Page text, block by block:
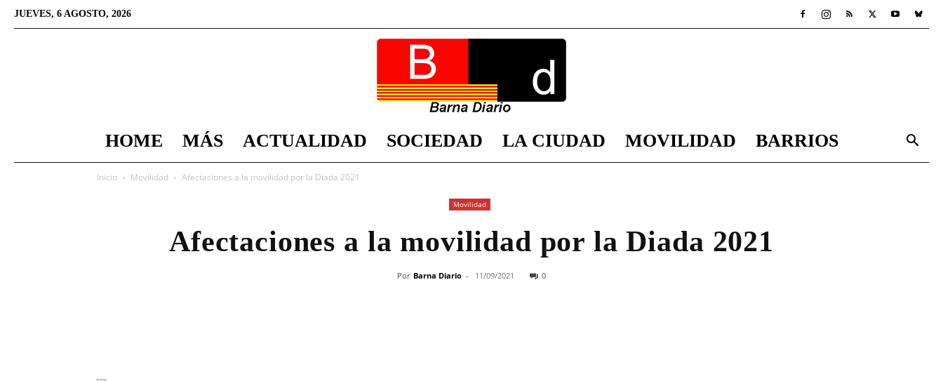
JUEVES, 6 AGOSTO, 2026
Diario
HOME MÁS ACTUALIDAD SOCIEDAD LA CIUDAD MOVILIDAD BARRIOS
Inicio Movilidad Afectaciones a la movilidad por la Diada 2021
Movilidad
Afectaciones a la movilidad por la Diada 2021
Por Barna Diario - 11/09/2021 0